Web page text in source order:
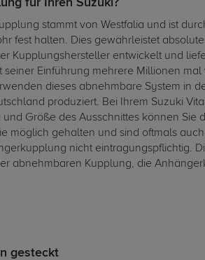
für Ihren Suzuki?
stammt von Westfalia und ist
fest halten. Dies gewährleistet
Kupplungshersteller entwickelt und
seiner Einführung mehrere Millionen
dieses abnehmbare System in
produziert. Bei Ihrem Suzuki
Größe des Ausschnittes können
möglich gehalten und sind oftmals
nicht eintragungspflichtig.
abnehmbaren Kupplung, die
gesteckt